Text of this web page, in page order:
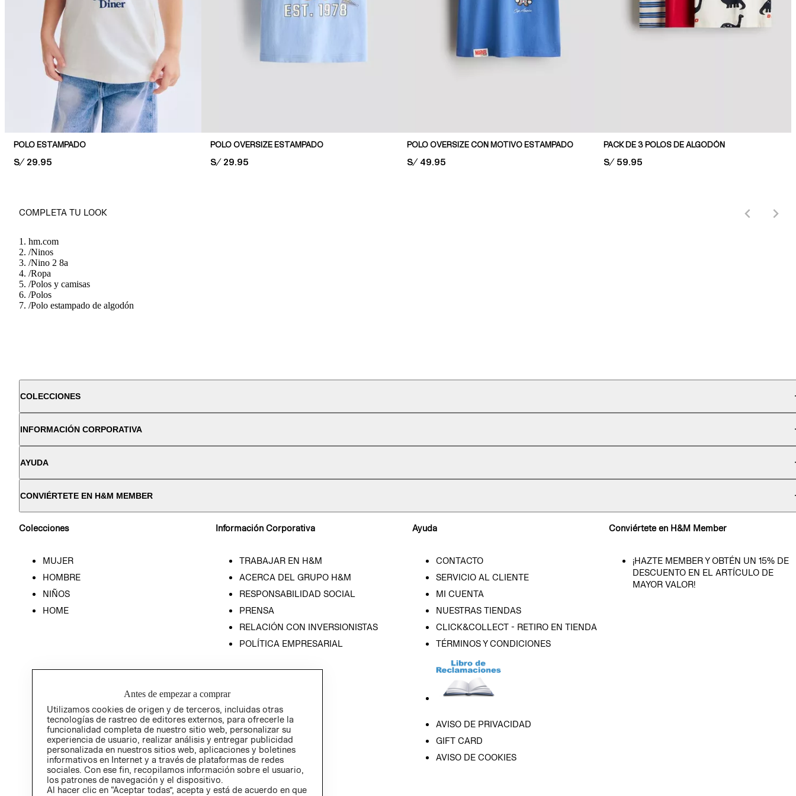
POLO ESTAMPADO
PRICE:
S/ 29.95
POLO OVERSIZE ESTAMPADO
PRICE:
S/ 29.95
POLO OVERSIZE CON MOTIVO ESTAMPADO
PRICE:
S/ 49.95
PACK DE 3 POLOS DE ALGODÓN
PRICE:
S/ 59.95
COMPLETA TU LOOK
hm.com
/Ninos
/Nino 2 8a
/Ropa
/Polos y camisas
/Polos
/Polo estampado de algodón
COLECCIONES
INFORMACIÓN CORPORATIVA
AYUDA
CONVIÉRTETE EN H&M MEMBER
Colecciones
MUJER
HOMBRE
NIÑOS
HOME
Información Corporativa
TRABAJAR EN H&M
ACERCA DEL GRUPO H&M
RESPONSABILIDAD SOCIAL
PRENSA
RELACIÓN CON INVERSIONISTAS
POLÍTICA EMPRESARIAL
Ayuda
CONTACTO
SERVICIO AL CLIENTE
MI CUENTA
NUESTRAS TIENDAS
CLICK&COLLECT - RETIRO EN TIENDA
TÉRMINOS Y CONDICIONES
AVISO DE PRIVACIDAD
GIFT CARD
AVISO DE COOKIES
Conviértete en H&M Member
¡HAZTE MEMBER Y OBTÉN UN 15% DE
DESCUENTO EN EL ARTÍCULO DE
MAYOR VALOR!
Antes de empezar a comprar
Utilizamos cookies de origen y de terceros, incluidas otras
tecnologías de rastreo de editores externos, para ofrecerle la
funcionalidad completa de nuestro sitio web, personalizar su
experiencia de usuario, realizar análisis y entregar publicidad
personalizada en nuestros sitios web, aplicaciones y boletines
informativos en Internet y a través de plataformas de redes
sociales. Con ese fin, recopilamos información sobre el usuario,
los patrones de navegación y el dispositivo.
Al hacer clic en “Aceptar todas”, acepta y está de acuerdo en que